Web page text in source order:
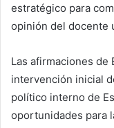
estratégico para
opinión del docente
Las afirmaciones de
intervención inicial
político interno de
oportunidades para